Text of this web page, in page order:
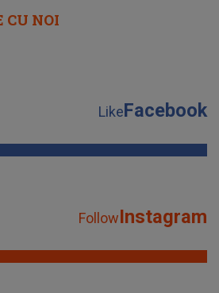
CU NOI
LikeFacebook
FollowInstagram